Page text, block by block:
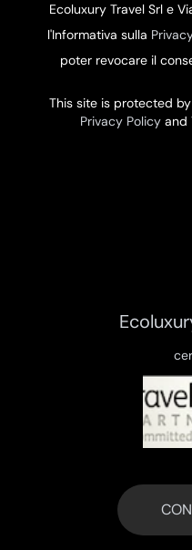
Ecoluxury Travel Srl e
l'Informativa sulla
poter revocare il
This site is protected
Privacy Policyand